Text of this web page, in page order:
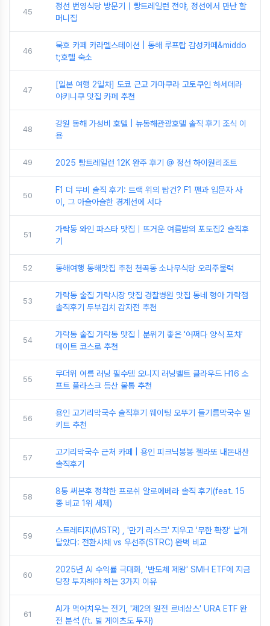
45
정선 번영식당 방문기｜빵트레일런 전야, 정선에서 만난 할
머니집
46
묵호 카페 카라멜스테이션 | 동해 루프탑 감성카페&middo
t;호텔 숙소
47
[일본 여행 2일차] 도쿄 근교 가마쿠라 고토쿠인 하세데라
야키니쿠 맛집 카페 추천
48
강원 동해 가성비 호텔 | 뉴동해관광호텔 솔직 후기 조식 이
용
49 2025 빵트레일런 12K 완주 후기 @ 정선 하이원리조트
50
F1 더 무비 솔직 후기: 트랙 위의 탑건? F1 팬과 입문자 사
이, 그 아슬아슬한 경계선에 서다
51
가락동 와인 파스타 맛집｜뜨거운 여름밤의 포도집2 솔직후
기
52 동해여행 동해맛집 추천 천곡동 소나무식당 오리주물럭
53
가락동 술집 가락시장 맛집 경찰병원 맛집 동네 형아 가락점
솔직후기 두부김치 감자전 추천
54
가락동 술집 가락동 맛집 | 분위기 좋은 '어쩌다 양식 포차'
데이트 코스로 추천
55
무더위 여름 러닝 필수템 오니지 러닝벨트 클라우드 H16 소
프트 플라스크 등산 물통 추천
56
용인 고기리막국수 솔직후기 웨이팅 오뚜기 들기름막국수 밀
키트 추천
57
고기리막국수 근처 카페 | 용인 피크닉봉봉 젤라또 내돈내산
솔직후기
58
8통 써본후 정착한 프로쉬 알로에베라 솔직 후기(feat. 15
종 비교 1위 세제)
59
스트레티지(MSTR) , '만기 리스크' 지우고 '무한 확장' 날개
달았다: 전환사채 vs 우선주(STRC) 완벽 비교
60
2025년 AI 수익률 극대화, '반도체 제왕' SMH ETF에 지금
당장 투자해야 하는 3가지 이유
61
AI가 먹어치우는 전기, '제2의 원전 르네상스' URA ETF 완
전 분석 (ft. 빌 게이츠도 투자)